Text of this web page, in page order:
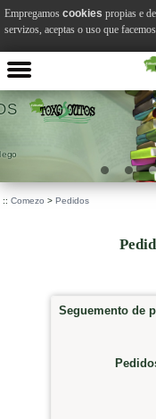
:: Comezo > Pedidos
Seguemento de
Empregamos cookies propias e
servizos, aceptas o uso que